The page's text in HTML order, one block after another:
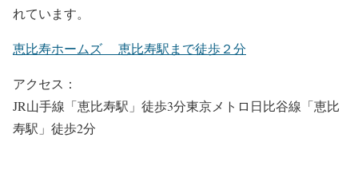
れています。
恵比寿ホームズ 恵比寿駅まで徒歩２分
アクセス：
JR山手線「恵比寿駅」徒歩3分東京メトロ日比谷線「恵比
寿駅」徒歩2分